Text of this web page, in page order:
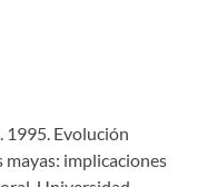
. 1995. Evolución
implicaciones